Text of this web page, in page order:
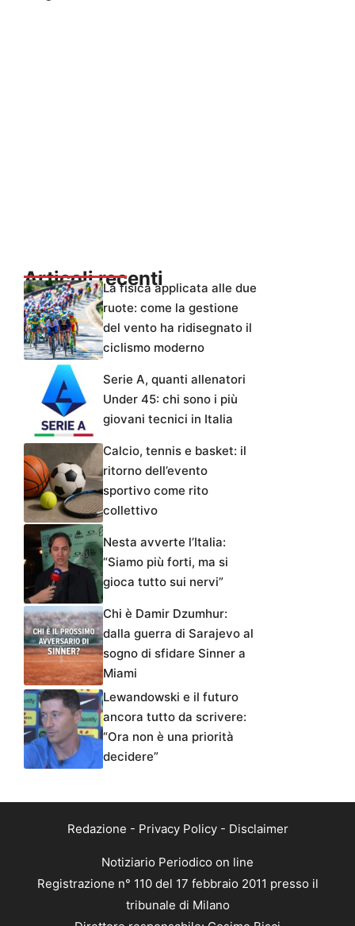
Articoli recentiLa fisica applicata alle due
ruote: come la gestione
del vento ha ridisegnato il
ciclismo moderno
Serie A, quanti allenatori
Under 45: chi sono i più
giovani tecnici in Italia
Calcio, tennis e basket: il
ritorno dell’evento
sportivo come rito
collettivo
Nesta avverte l’Italia:
“Siamo più forti, ma si
gioca tutto sui nervi”
Chi è Damir Dzumhur:
dalla guerra di Sarajevo al
sogno di sfidare Sinner a
Miami
Lewandowski e il futuro
ancora tutto da scrivere:
“Ora non è una priorità
decidere”
Redazione - Privacy Policy- Disclaimer
Notiziario Periodico on line
Registrazione n° 110 del 17 febbraio 2011 presso il
tribunale di Milano